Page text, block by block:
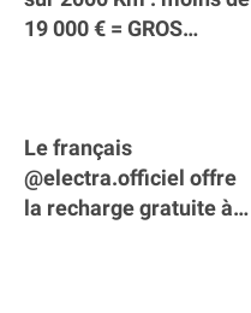
19 000 € = GROS
Le français
@electra.officiel offre
la recharge gratuite à